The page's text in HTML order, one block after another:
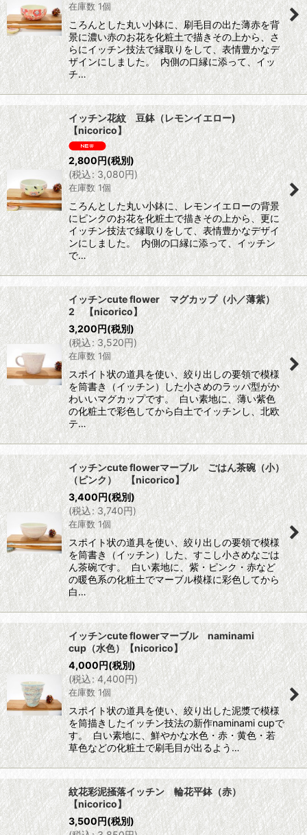
在庫数 1個
ころんとした丸い小鉢に、刷毛目の出た薄赤を背
景に濃い赤のお花を化粧土で描きその上から、さ
らにイッチン技法で縁取りをして、表情豊かなデ
ザインにしました。 内側の口縁に添って、イッ
チ…
イッチン花紋 豆鉢（レモンイエロー)
【nicorico】
2,800円(税別)
(税込: 3,080円)
在庫数 1個
ころんとした丸い小鉢に、レモンイエローの背景
にピンクのお花を化粧土で描きその上から、更に
イッチン技法で縁取りをして、表情豊かなデザイ
ンにしました。 内側の口縁に添って、イッチン
で…
イッチンcute flower マグカップ（小／薄紫）
2 【nicorico】
3,200円(税別)
(税込: 3,520円)
在庫数 1個
スポイト状の道具を使い、絞り出しの要領で模様
を筒書き（イッチン）した小さめのラッパ型がか
わいいマグカップです。 白い素地に、薄い紫色
の化粧土で彩色してから白土でイッチンし、北欧
テ…
イッチンcute flowerマーブル ごはん茶碗（小）
（ピンク） 【nicorico】
3,400円(税別)
(税込: 3,740円)
在庫数 1個
スポイト状の道具を使い、絞り出しの要領で模様
を筒書き（イッチン）した、すこし小さめなごは
ん茶碗です。 白い素地に、紫・ピンク・赤など
の暖色系の化粧土でマーブル模様に彩色してから
白…
イッチンcute flowerマーブル naminami
cup（水色）【nicorico】
4,000円(税別)
(税込: 4,400円)
在庫数 1個
スポイト状の道具を使い、絞り出した泥漿で模様
を筒描きしたイッチン技法の新作naminami cupで
す。 白い素地に、鮮やかな水色・赤・黄色・若
草色などの化粧土で刷毛目が出るよう…
紋花彩泥掻落イッチン 輪花平鉢（赤）
【nicorico】
3,500円(税別)